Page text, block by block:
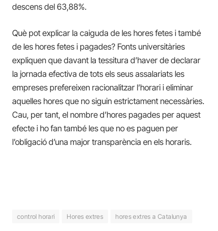
descens del 63,88%.
Què pot explicar la caiguda de les hores fetes i també
de les hores fetes i pagades? Fonts universitàries
expliquen que davant la tessitura d’haver de declarar
la jornada efectiva de tots els seus assalariats les
empreses prefereixen racionalitzar l’horari i eliminar
aquelles hores que no siguin estrictament necessàries.
Cau, per tant, el nombre d’hores pagades per aquest
efecte i ho fan també les que no es paguen per
l’obligació d’una major transparència en els horaris.
control horari Hores extres hores extres a Catalunya